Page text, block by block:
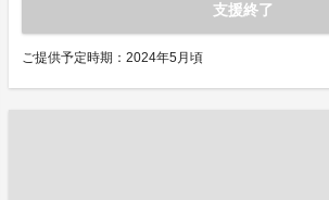
支援終了
ご提供予定時期：2024年5月頃